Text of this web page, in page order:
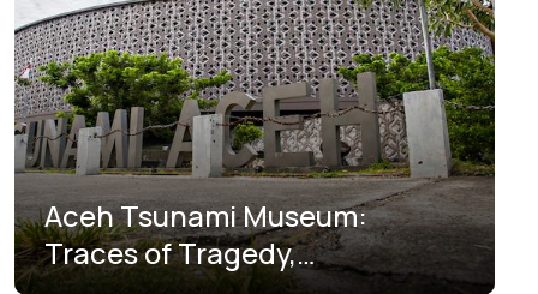
Южная Суматра
Южное Папуа
Южный Калимантан
Южный Сулавеси
Aceh Tsunami Museum:
Traces of Tragedy,